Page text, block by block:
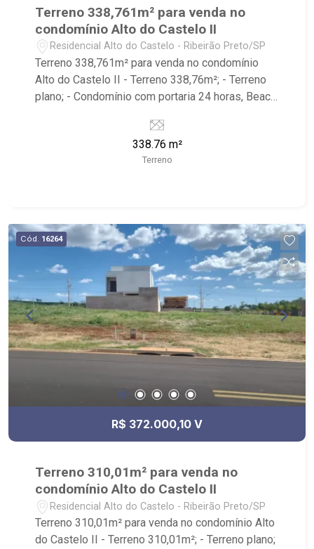
Terreno 338,761m² para venda no
condomínio Alto do Castelo II
Residencial Alto do Castelo - Ribeirão Preto/SP
Terreno 338,761m² para venda no condomínio
Alto do Castelo II - Terreno 338,76m²; - Terreno
plano; - Condomínio com portaria 24 horas, Beach
festa; - fácil acesso pela Anhanguera ou pelo
bairro Recreio das Acácias;
338.76 m²
Terreno
Cód. 16264
R$ 372.000,10 V
Terreno 310,01m² para venda no
condomínio Alto do Castelo II
Residencial Alto do Castelo - Ribeirão Preto/SP
Terreno 310,01m² para venda no condomínio Alto
do Castelo II - Terreno 310,01m²; - Terreno plano;